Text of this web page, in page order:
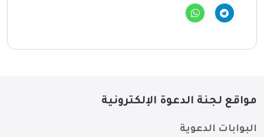
مواقع لجنة الدعوة الإلكترونية
البوابات الدعوية